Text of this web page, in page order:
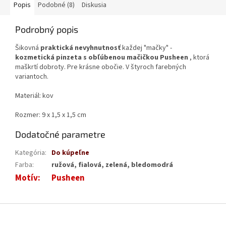
Popis Podobné (8) Diskusia
Podrobný popis
Šikovná praktická nevyhnutnosťkaždej "mačky" -
kozmetická pinzeta s obľúbenou mačičkou Pusheen , ktorá
maškrtí dobroty. Pre krásne obočie. V štyroch farebných
variantoch.
Materiál: kov
Rozmer: 9 x 1,5 x 1,5 cm
Dodatočné parametre
Kategória: Do kúpeľne
Farba: ružová, fialová, zelená, bledomodrá
Motív: Pusheen